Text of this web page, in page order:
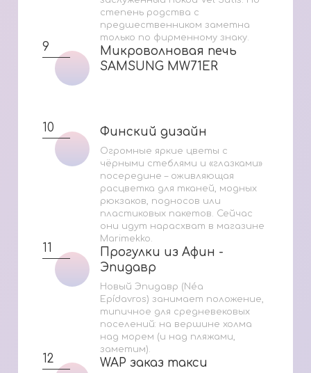
степень родства с
предшественником заметна
только по фирменному знаку.
9
Микроволновая печь
SAMSUNG MW71ER
Микроволновая печь
SAMSUNG MW71ER
10 Финский дизайн
Финский дизайн
Огромные яркие цветы с
чёрными стеблями и «глазками»
посередине – оживляющая
расцветка для тканей, модных
рюкзаков, подносов или
пластиковых пакетов. Сейчас
они идут нарасхват в магазине
Marimekko.
11
Прогулки из Афин -
Эпидавр
Прогулки из Афин -
Эпидавр
Новый Эпидавр (Néa
Epídavros) занимает положение,
типичное для средневековых
поселений: на вершине холма
над морем (и над пляжами,
заметим).
12 WAP заказ такси
WAP заказ такси